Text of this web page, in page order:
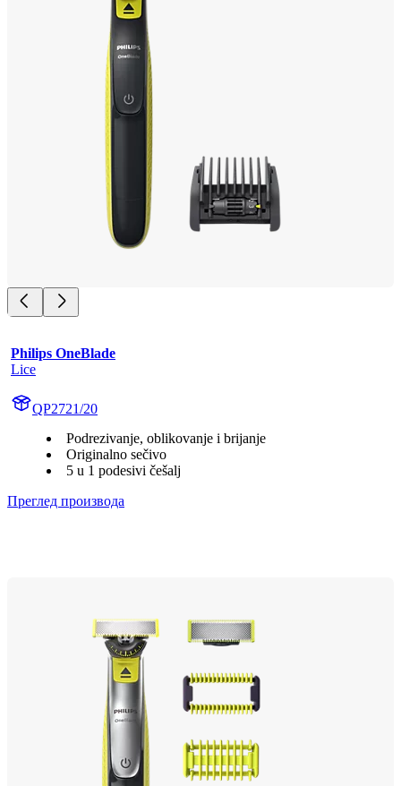
Philips OneBlade
Lice
QP2721/20
Podrezivanje, oblikovanje i brijanje
Originalno sečivo
5 u 1 podesivi češalj
Преглед производа